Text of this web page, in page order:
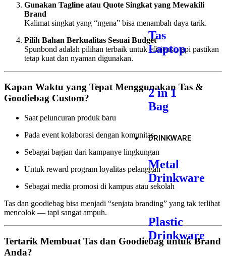
Tas
Laptop
2 in 1
Bag
DRINKWARE
Metal
Drinkware
Plastic
Drinkware
Gunakan Tagline atau Quote Singkat yang Mewakili
Brand
Kalimat singkat yang “ngena” bisa menambah daya tarik.
Pilih Bahan Berkualitas Sesuai Budget
Spunbond adalah pilihan terbaik untuk efisiensi, tapi pastikan
tetap kuat dan nyaman digunakan.
Kapan Waktu yang Tepat Menggunakan Tas &
Goodiebag Custom?
Saat peluncuran produk baru
Pada event kolaborasi dengan komunitas
Sebagai bagian dari kampanye lingkungan
Untuk reward program loyalitas pelanggan
Sebagai media promosi di kampus atau sekolah
Tas dan goodiebag bisa menjadi “senjata branding” yang tak terlihat
mencolok — tapi sangat ampuh.
Tertarik Membuat Tas dan Goodiebag untuk Brand
Anda?